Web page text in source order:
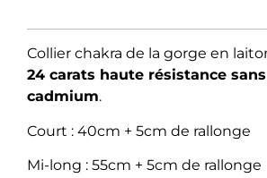
Collier chakra de la gorge en
24 carats haute résistance
cadmium.
Court : 40cm + 5cm de rallonge
Mi-long : 55cm + 5cm de rallonge